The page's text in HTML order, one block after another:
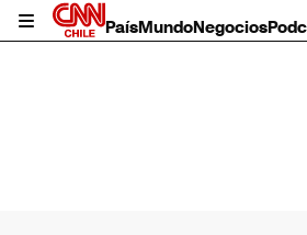
PaísMundoNegocios